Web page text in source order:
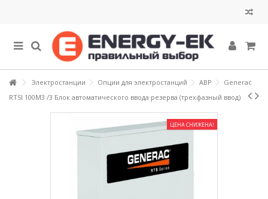
Электростанции Опции для электростанций АВР
Generac
RTSI 100M3 /3 Блок автоматического ввода резерва (трехфазный ввод)
ЦЕНА СНИЖЕНА!